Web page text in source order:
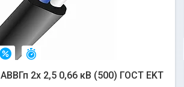
–4%
АВВГп 2х 2,5 0,66 кВ (500) ГОСТ EKT